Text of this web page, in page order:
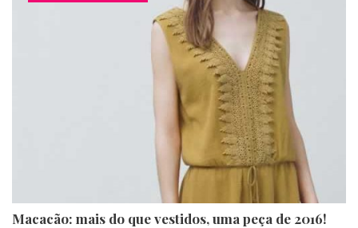
Macacão: mais do que vestidos, uma peça de 2016!